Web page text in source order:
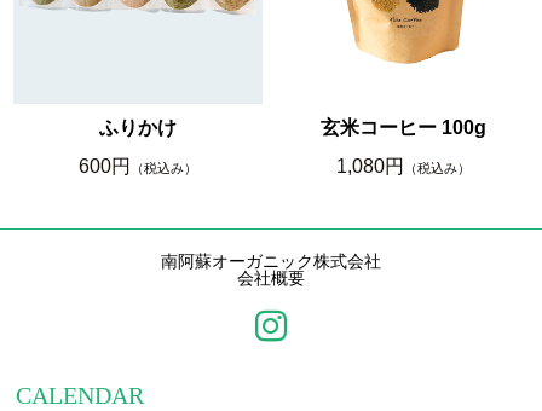
ふりかけ
600円
（税込み）
玄米コーヒー 100g
1,080円
（税込み）
南阿蘇オーガニック株式会社
会社概要
CALENDAR